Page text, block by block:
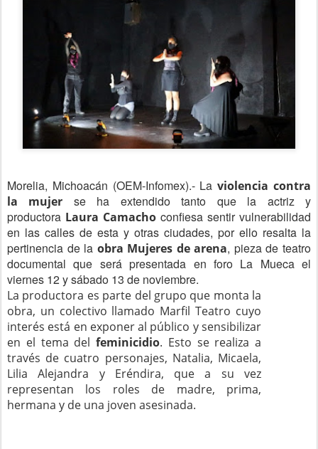
Morelia, Michoacán (OEM-Infomex).- Laviolencia contra
la mujer
se ha extendido tanto que la actriz y
productora Laura Camacho confiesa sentir vulnerabilidad
en las calles de esta y otras ciudades, por ello resalta la
pertinencia de la obra Mujeres de arena, pieza de teatro
documental que será presentada en foro La Mueca el
viernes 12 y sábado 13 de noviembre.
La productora es parte del grupo que monta la
obra, un colectivo llamado Marfil Teatro cuyo
interés está en exponer al público y sensibilizar
en el tema del feminicidio. Esto se realiza a
través de cuatro personajes, Natalia, Micaela,
Lilia Alejandra y Eréndira, que a su vez
representan los roles de madre, prima,
hermana y de una joven asesinada.